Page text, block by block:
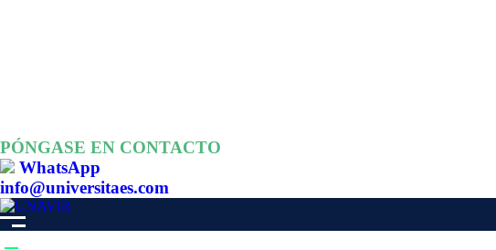
PÓNGASE EN CONTACTO
WhatsApp
info@universitaes.com